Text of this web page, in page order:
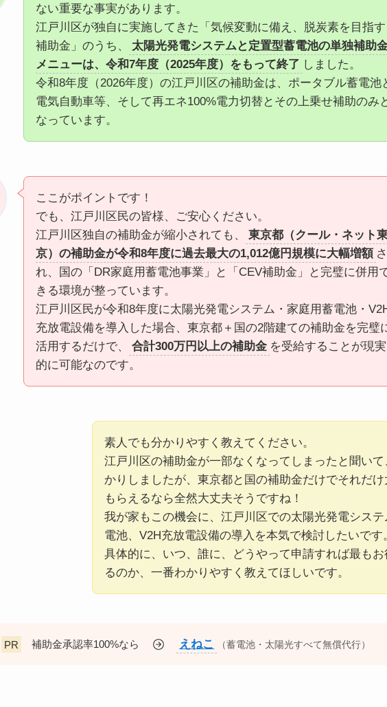
ない重要な事実があります。
江戸川区が独自に実施してきた「気候変動に備え、脱炭素を目指す
補助金」のうち、
太陽光発電システムと定置型蓄電池の単独補助
メニューは、令和7年度（2025年度）をもって終了 しました。
令和8年度（2026年度）の江戸川区の補助金は、ポータブル蓄電池
電気自動車等、そして再エネ100%電力切替とその上乗せ補助のみ
なっています。
ここがポイントです！
でも、江戸川区民の皆様、ご安心ください。
江戸川区独自の補助金が縮小されても、
東京都（クール・ネット
京）の補助金が令和8年度に過去最大の1,012億円規模に大幅増額 さ
れ、国の「DR家庭用蓄電池事業」と「CEV補助金」と完璧に併用
きる環境が整っています。
江戸川区民が令和8年度に太陽光発電システム・家庭用蓄電池・
充放電設備を導入した場合、東京都＋国の2階建ての補助金を完璧
活用するだけで、
合計300万円以上の補助金 を受給することが現実
的に可能なのです。
素人でも分かりやすく教えてください。
江戸川区の補助金が一部なくなってしまったと聞いて
かりしましたが、東京都と国の補助金だけでそれだ
もらえるなら全然大丈夫そうですね！
我が家もこの機会に、江戸川区での太陽光発電シス
電池、V2H充放電設備の導入を本気で検討したいです
具体的に、いつ、誰に、どうやって申請すれば最もお
るのか、一番わかりやすく教えてほしいです。
PR 補助金承認率100%なら えねこ （蓄電池・太陽光すべて無償代行）